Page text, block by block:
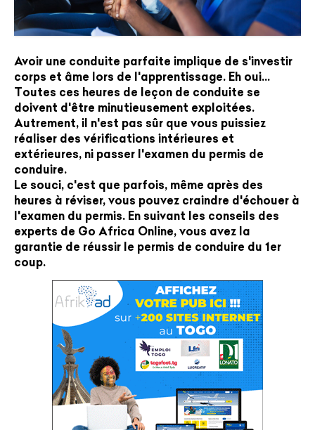
Avoir une conduite parfaite implique de s'investir
corps et âme lors de l'apprentissage. Eh oui…
Toutes ces heures de leçon de conduite se
doivent d'être minutieusement exploitées.
Autrement, il n'est pas sûr que vous puissiez
réaliser des vérifications intérieures et
extérieures, ni passer l'examen du permis de
conduire.
Le souci, c'est que parfois, même après des
heures à réviser, vous pouvez craindre d'échouer à
l'examen du permis. En suivant les conseils des
experts de Go Africa Online, vous avez la
garantie de réussir le permis de conduire du 1er
coup.